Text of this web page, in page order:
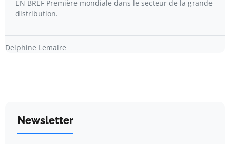
EN BREF Première mondiale dans le secteur de la grande
distribution.
Delphine Lemaire
Newsletter